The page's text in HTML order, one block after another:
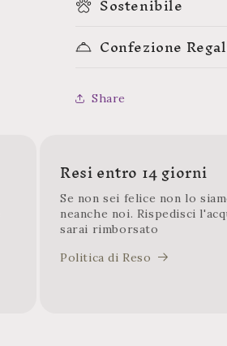
Confezione
Share
Resi entro 14 giorni
Se non sei felice non lo
neanche noi. Rispedisci
sarai rimborsato
Politica di Reso